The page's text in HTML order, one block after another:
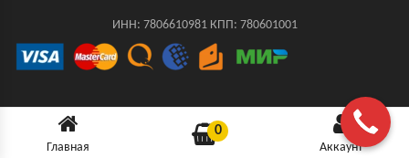
ИНН: 7806610981 КПП: 780601001
Главная
0
Аккаунт